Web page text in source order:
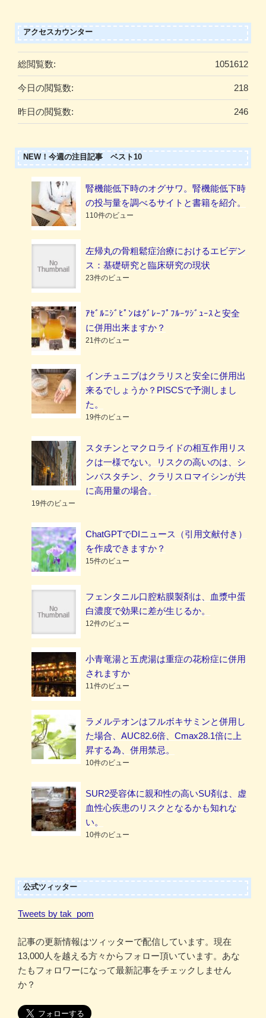
アクセスカウンター
1051612
総閲覧数:
218
今日の閲覧数:
246
昨日の閲覧数:
NEW！今週の注目記事 ベスト10
腎機能低下時のオグサワ。腎機能低下時
の投与量を調べるサイトと書籍を紹介。
110件のビュー
左帰丸の骨粗鬆症治療におけるエビデン
ス：基礎研究と臨床研究の現状
23件のビュー
ｱｾﾞﾙﾆｼﾞﾋﾟﾝはｸﾞﾚｰﾌﾟﾌﾙｰﾂｼﾞｭｰｽと安全
に併用出来ますか？
21件のビュー
インチュニブはクラリスと安全に併用出
来るでしょうか？PISCSで予測しまし
た。
19件のビュー
スタチンとマクロライドの相互作用リス
クは一様でない。リスクの高いのは、シ
ンバスタチン、クラリスロマイシンが共
に高用量の場合。
19件のビュー
ChatGPTでDIニュース（引用文献付き）
を作成できますか？
15件のビュー
フェンタニル口腔粘膜製剤は、血漿中蛋
白濃度で効果に差が生じるか。
12件のビュー
小青竜湯と五虎湯は重症の花粉症に併用
されますか
11件のビュー
ラメルテオンはフルボキサミンと併用し
た場合、AUC82.6倍、Cmax28.1倍に上
昇する為、併用禁忌。
10件のビュー
SUR2受容体に親和性の高いSU剤は、虚
血性心疾患のリスクとなるかも知れな
い。
10件のビュー
公式ツィッター
Tweets by tak_pom
記事の更新情報はツィッターで配信しています。現在
13,000人を越える方々からフォロー頂いています。あな
たもフォロワーになって最新記事をチェックしません
か？